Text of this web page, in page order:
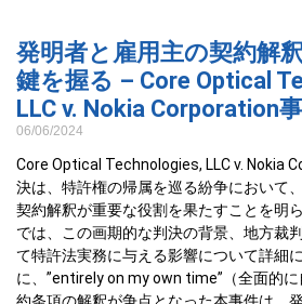
発明者と雇用主の契約解
鍵を握る – Core Optical
LLC v. Nokia Corporation
06/06/2024
Core Optical Technologies, LLC v. Nokia
決は、特許権の帰属を巡る紛争において
契約解釈が重要な役割を果たすことを明
では、この画期的な判決の背景、地方裁
て特許法実務に与える影響について詳細
に、”entirely on my own time”（全面的